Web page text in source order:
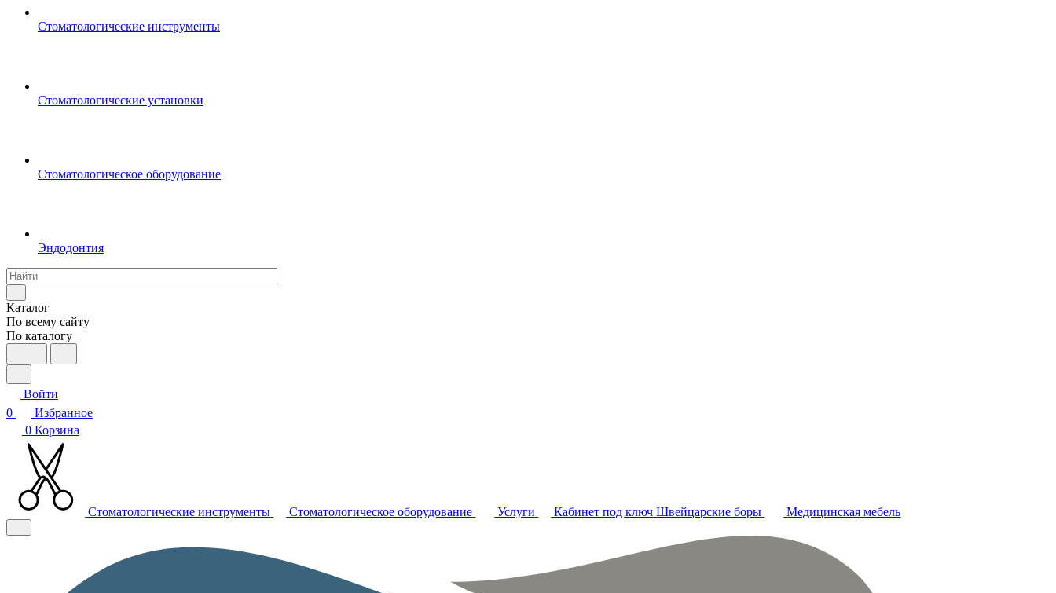
Стоматологические инструменты
Стоматологические установки
Стоматологическое оборудование
Эндодонтия
Каталог
По всему сайту
По каталогу
Войти
0
Избранное
0 Корзина
Стоматологические инструменты Стоматологическое оборудование Услуги Кабинет под ключ Швейцарские боры Медицинская мебель